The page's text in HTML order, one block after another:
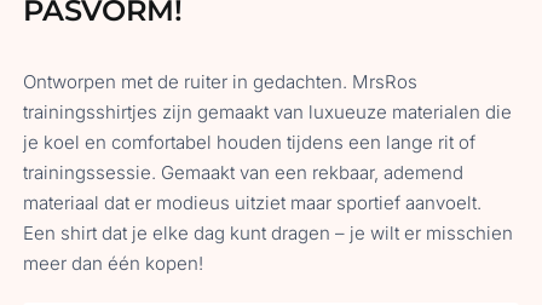
PASVORM!
Ontworpen met de ruiter in gedachten. MrsRos
trainingsshirtjes zijn gemaakt van luxueuze materialen die
je koel en comfortabel houden tijdens een lange rit of
trainingssessie. Gemaakt van een rekbaar, ademend
materiaal dat er modieus uitziet maar sportief aanvoelt.
Een shirt dat je elke dag kunt dragen – je wilt er misschien
meer dan één kopen!